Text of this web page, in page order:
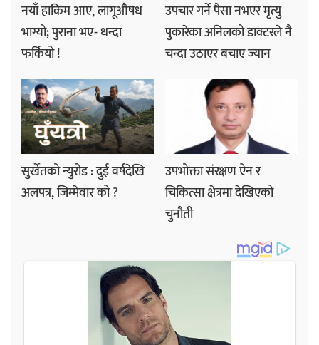
नयाँ हाकिम आए, लागूऔषध
भाग्यो; पुराना भए- धन्दा
फर्कियो !
उपचार गर्ने पैसा नभएर मृत्यु
पुकारेका अनिलको डाक्टरले नै
चन्दा उठाएर बचाए ज्यान
सुर्खेतको न्युरोड : दुई वर्षदेखि
अलपत्र, जिम्मेवार को ?
उपभोक्ता संरक्षण ऐन र
चिकित्सा क्षेत्रमा देखिएको
चुनौती